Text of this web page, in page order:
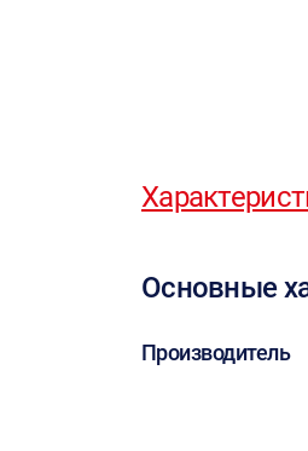
Основные
Производитель